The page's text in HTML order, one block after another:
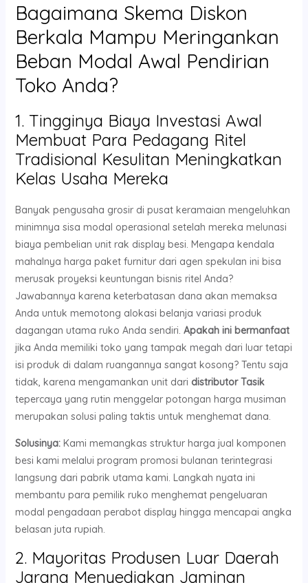
Bagaimana Skema Diskon
Berkala Mampu Meringankan
Beban Modal Awal Pendirian
Toko Anda?
1. Tingginya Biaya Investasi Awal
Membuat Para Pedagang Ritel
Tradisional Kesulitan Meningkatkan
Kelas Usaha Mereka
Banyak pengusaha grosir di pusat keramaian mengeluhkan
minimnya sisa modal operasional setelah mereka melunasi
biaya pembelian unit rak display besi. Mengapa kendala
mahalnya harga paket furnitur dari agen spekulan ini bisa
merusak proyeksi keuntungan bisnis ritel Anda?
Jawabannya karena keterbatasan dana akan memaksa
Anda untuk memotong alokasi belanja variasi produk
dagangan utama ruko Anda sendiri. Apakah ini bermanfaat
jika Anda memiliki toko yang tampak megah dari luar tetapi
isi produk di dalam ruangannya sangat kosong? Tentu saja
tidak, karena mengamankan unit dari distributor Tasik
tepercaya yang rutin menggelar potongan harga musiman
merupakan solusi paling taktis untuk menghemat dana.
Solusinya:Kami memangkas struktur harga jual komponen
besi kami melalui program promosi bulanan terintegrasi
langsung dari pabrik utama kami. Langkah nyata ini
membantu para pemilik ruko menghemat pengeluaran
modal pengadaan perabot display hingga mencapai angka
belasan juta rupiah.
2. Mayoritas Produsen Luar Daerah
Jarang Menyediakan Jaminan